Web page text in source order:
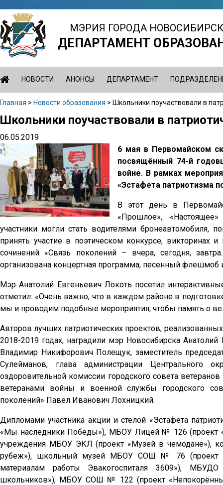
Jump
to
navigation
МЭРИЯ ГОРОДА
ДЕПАРТАМЕНТ
НОВОСТИ АНОНСЫ ДЕПАРТАМЕНТ
Вы
здесь
Главная > Новости образования > Школьники поучаствовали в
Back
top
Школьники поучаствовали в
06.05.2019
6 мая в Первомайском
посвящённый 74-й
войне. В рамках
«Эстафета патриотизма
В этот день в
«Прошлое»,
участники могли стать водителями бронеавтомобиля,
принять участие в поэтическом конкурсе, викторинах
сочинений «Связь поколений – вчера, сегодня,
организована концертная программа, песенный флешмоб
Мэр Анатолий Евгеньевич Локоть посетил
отметил: «Очень важно, что в каждом районе в
мы и проводим подобные мероприятия, чтобы память о
Авторов лучших патриотических проектов,
2018-2019 годах, наградили мэр Новосибирска
Владимир Никифорович Полещук, заместитель
Сулейманов, глава администрации Центрального
оздоровительной комиссии городского совета
ветеранами войны и военной службы городского
поколений» Павел Иванович Лохницкий.
Дипломами участника акции и стелой «Эстафета
«Мы наследники Победы»), МБОУ Лицей № 126 (проект
учреждения МБОУ ЭКЛ (проект «Музей в чемодане»),
рубеж»), школьный музей МБОУ СОШ № 76 (проект
материалам работы Эвакогоспиталя 3609»),
школьников»), МБОУ СОШ № 122 (проект